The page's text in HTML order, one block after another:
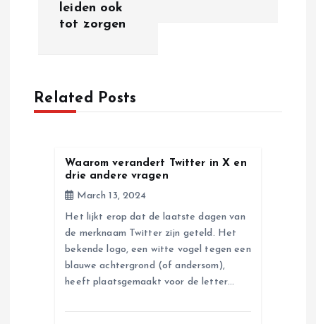
a
v
leiden ook
tot zorgen
Related Posts
Waarom verandert Twitter in X en
drie andere vragen
March 13, 2024
Het lijkt erop dat de laatste dagen van
de merknaam Twitter zijn geteld. Het
bekende logo, een witte vogel tegen een
blauwe achtergrond (of andersom),
heeft plaatsgemaakt voor de letter…